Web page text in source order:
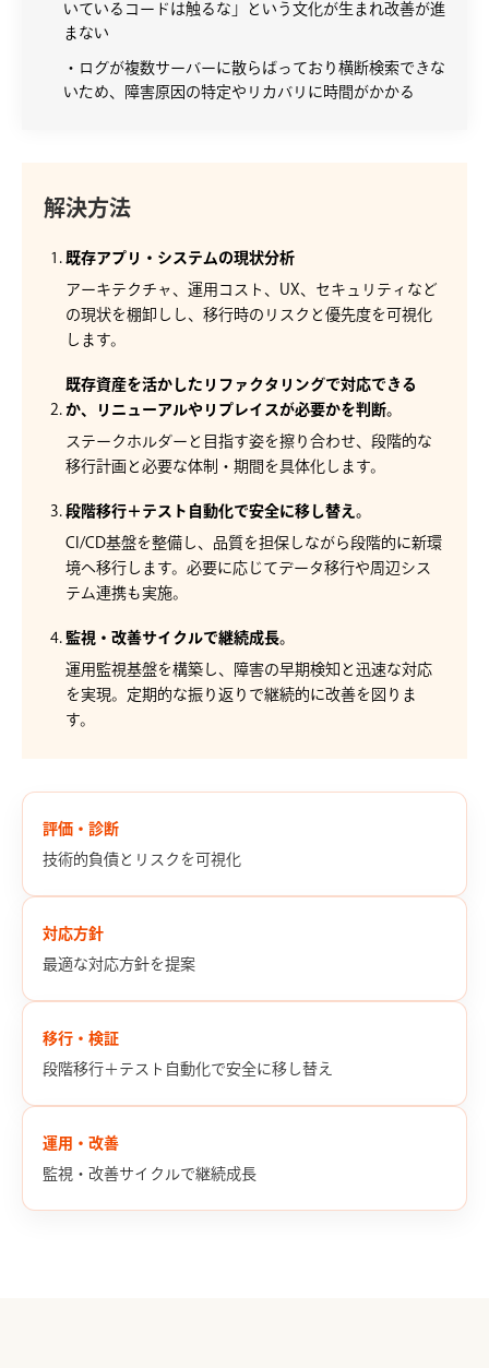
いているコードは触るな」という文化が生まれ改善が進
まない
・ログが複数サーバーに散らばっており横断検索できな
いため、障害原因の特定やリカバリに時間がかかる
解決方法
既存アプリ・システムの現状分析
アーキテクチャ、運用コスト、UX、セキュリティなど
の現状を棚卸しし、移行時のリスクと優先度を可視化
します。
既存資産を活かしたリファクタリングで対応できる
か、リニューアルやリプレイスが必要かを判断。
ステークホルダーと目指す姿を擦り合わせ、段階的な
移行計画と必要な体制・期間を具体化します。
段階移行＋テスト自動化で安全に移し替え。
CI/CD基盤を整備し、品質を担保しながら段階的に新環
境へ移行します。必要に応じてデータ移行や周辺シス
テム連携も実施。
監視・改善サイクルで継続成長。
運用監視基盤を構築し、障害の早期検知と迅速な対応
を実現。定期的な振り返りで継続的に改善を図りま
す。
評価・診断
技術的負債とリスクを可視化
対応方針
最適な対応方針を提案
移行・検証
段階移行＋テスト自動化で安全に移し替え
運用・改善
監視・改善サイクルで継続成長